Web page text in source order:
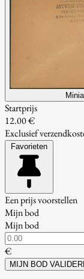
Startprijs
12.00 €
Exclusief
Favorieten
Een prijs voorstellen
Mijn bod
Mijn bod
€
MIJN BOD